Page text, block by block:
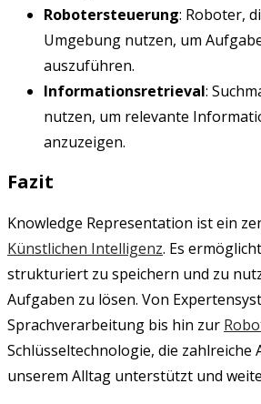
Robotersteuerung: Roboter,
Umgebung nutzen, um
auszuführen.
Informationsretrieval:
nutzen, um relevante
anzuzeigen.
Fazit
Knowledge Representation ist ein
Künstlichen Intelligenz. Es
strukturiert zu speichern und zu
Aufgaben zu lösen. Von
Sprachverarbeitung bis hin zur
Schlüsseltechnologie, die zahlreiche
unserem Alltag unterstützt und